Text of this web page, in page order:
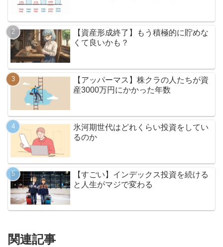
【資産形成終了】もう積極的に貯めな
くて良いかも？
【アッパーマス】株クラの人たちが資
産3000万円にかかった年数
氷河期世代はどれくらい投資をしてい
るのか
【すごい】インデックス投資を続ける
と人生がマジで変わる
関連記事